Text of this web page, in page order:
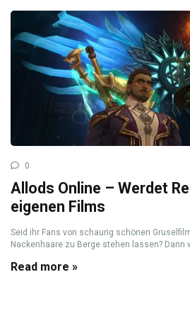
0
Allods Online – Werdet
eigenen Films
Seid ihr Fans von schaurig schönen
Nackenhaare zu Berge stehen lassen? Dann
Read more »